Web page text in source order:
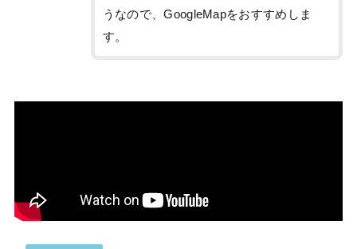
うなので、GoogleMapをおすすめしま
す。